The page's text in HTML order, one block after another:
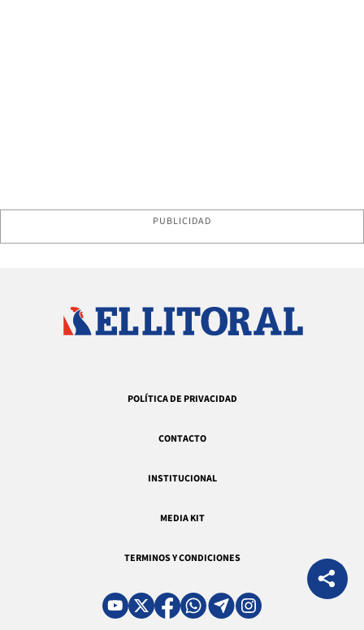
PUBLICIDAD
POLÍTICA DE PRIVACIDAD
CONTACTO
INSTITUCIONAL
MEDIA KIT
TERMINOS Y CONDICIONES